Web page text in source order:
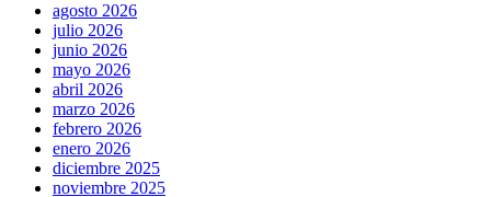
agosto 2026
julio 2026
junio 2026
mayo 2026
abril 2026
marzo 2026
febrero 2026
enero 2026
diciembre 2025
noviembre 2025